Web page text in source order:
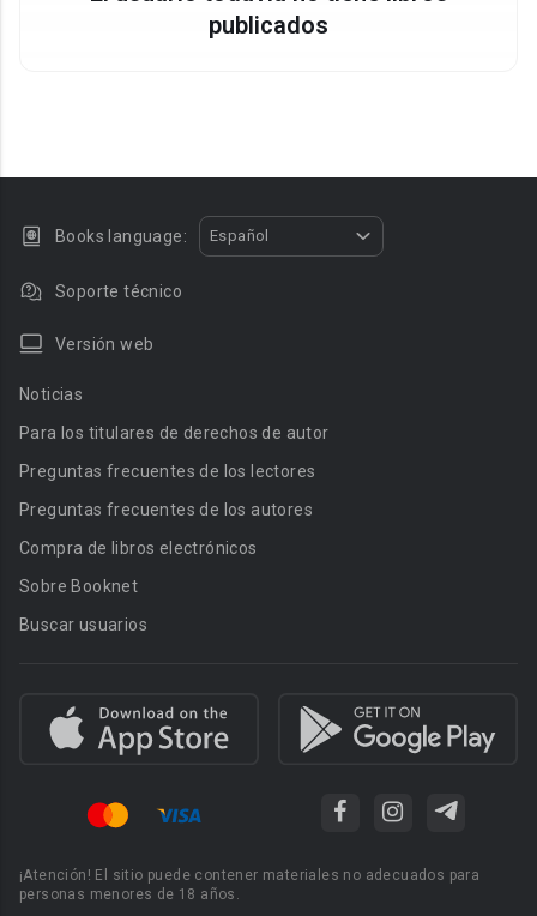
publicados
Books language: Español
Soporte técnico
Versión web
Noticias
Para los titulares de derechos de autor
Preguntas frecuentes de los lectores
Preguntas frecuentes de los autores
Compra de libros electrónicos
Sobre Booknet
Buscar usuarios
¡Atención! El sitio puede contener materiales no adecuados para
personas menores de 18 años.